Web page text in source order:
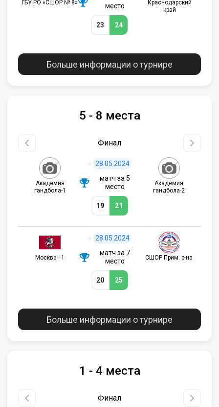
ГБУ РО «СШОР № 8»
место
23 24
Краснодарский
край
Больше информации о турнире
5 - 8 места
Финал
Академия
гандбола-1
28.05.2024
матч за 5
место
19 21
Академия
гандбола-2
Москва - 1
28.05.2024
матч за 7
место
20 25
СШОР Прим. р-на
Больше информации о турнире
1 - 4 места
Финал